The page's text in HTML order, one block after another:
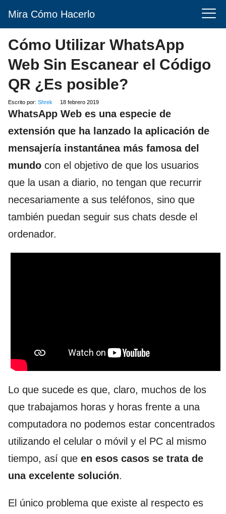
Mira Cómo Hacerlo
Cómo Utilizar WhatsApp
Web Sin Escanear el Código
QR ¿Es posible?
Escrito por: Shrek 18 febrero 2019
WhatsApp Web es una especie de
extensión que ha lanzado la aplicación de
mensajería instantánea más famosa del
mundo con el objetivo de que los usuarios
que la usan a diario, no tengan que recurrir
necesariamente a sus teléfonos, sino que
también puedan seguir sus chats desde el
ordenador.
Lo que sucede es que, claro, muchos de los
que trabajamos horas y horas frente a una
computadora no podemos estar concentrados
utilizando el celular o móvil y el PC al mismo
tiempo, así que en esos casos se trata de
una excelente solución.
El único problema que existe al respecto es